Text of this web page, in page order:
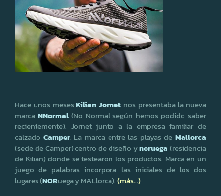
Hace unos mesesKilian Jornet nos presentaba la nueva
marca NNormal(No Normal según hemos podido saber
recientemente). Jornet junto a la empresa familiar de
calzado Camper. La marca entre las playas de Mallorca
(sede de Camper) centro de diseño ynoruega (residencia
de Kilian) donde se testearon los productos. Marca en un
juego de palabras incorpora las iniciales de los dos
lugares (NORuega y MALlorca).(más…)